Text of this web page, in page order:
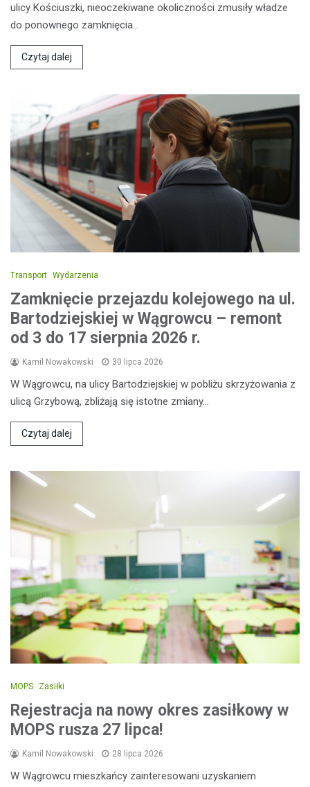
ulicy Kościuszki, nieoczekiwane okoliczności zmusiły władze
do ponownego zamknięcia…
Czytaj dalej
Transport Wydarzenia
Zamknięcie przejazdu kolejowego na ul.
Bartodziejskiej w Wągrowcu – remont
od 3 do 17 sierpnia 2026 r.
Kamil Nowakowski 30 lipca 2026
W Wągrowcu, na ulicy Bartodziejskiej w pobliżu skrzyżowania z
ulicą Grzybową, zbliżają się istotne zmiany…
Czytaj dalej
MOPS Zasiłki
Rejestracja na nowy okres zasiłkowy w
MOPS rusza 27 lipca!
Kamil Nowakowski 28 lipca 2026
W Wągrowcu mieszkańcy zainteresowani uzyskaniem